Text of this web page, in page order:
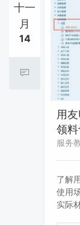
十一
月
14
用
领
服务
了解
使用
实际